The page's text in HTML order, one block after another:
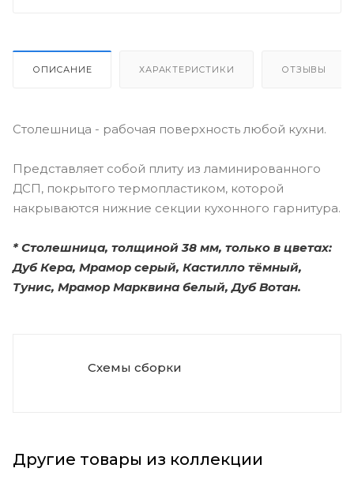
ОПИСАНИЕ ХАРАКТЕРИСТИКИ ОТЗЫВЫ
Столешница - рабочая поверхность любой кухни.
Представляет собой плиту из ламинированного
ДСП, покрытого термопластиком, которой
накрываются нижние секции кухонного гарнитура.
* Столешница, толщиной 38 мм, только в цветах:
Дуб Кера, Мрамор серый, Кастилло тёмный,
Тунис, Мрамор Марквина белый, Дуб Вотан.
Схемы сборки
Другие товары из коллекции